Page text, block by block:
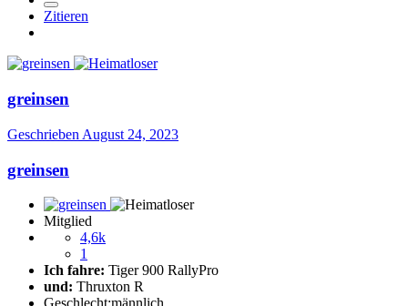
Zitieren
greinsen
Geschrieben August 24, 2023
greinsen
Mitglied
4,6k
1
Ich fahre: Tiger 900 RallyPro
und: Thruxton R